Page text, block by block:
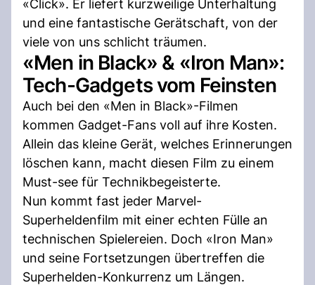
«Click». Er liefert kurzweilige Unterhaltung
und eine fantastische Gerätschaft, von der
viele von uns schlicht träumen.
«Men in Black» & «Iron Man»:
Tech-Gadgets vom Feinsten
Auch bei den «Men in Black»-Filmen
kommen Gadget-Fans voll auf ihre Kosten.
Allein das kleine Gerät, welches Erinnerungen
löschen kann, macht diesen Film zu einem
Must-see für Technikbegeisterte.
Nun kommt fast jeder Marvel-
Superheldenfilm mit einer echten Fülle an
technischen Spielereien. Doch «Iron Man»
und seine Fortsetzungen übertreffen die
Superhelden-Konkurrenz um Längen.